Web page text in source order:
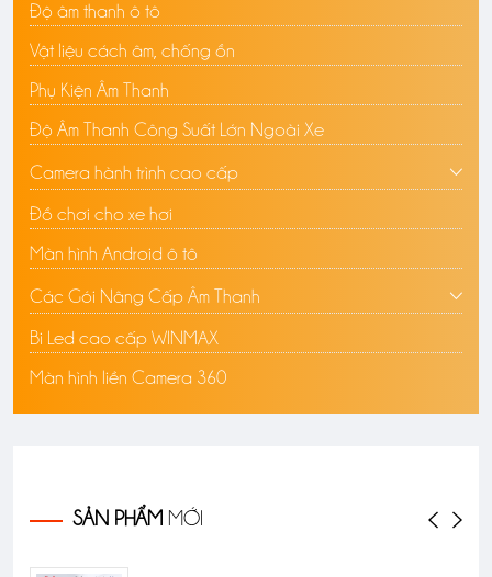
Độ âm thanh ô tô
Vật liệu cách âm, chống ồn
Phụ Kiện Âm Thanh
Độ Âm Thanh Công Suất Lớn Ngoài Xe
Camera hành trình cao cấp
Đồ chơi cho xe hơi
Màn hình Android ô tô
Các Gói Nâng Cấp Âm Thanh
Bi Led cao cấp WINMAX
Màn hình liền Camera 360
SẢN PHẨM MỚI